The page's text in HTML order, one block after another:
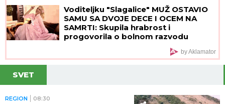
Voditeljku "Slagalice" MUŽ OSTAVIO
SAMU SA DVOJE DECE I OCEM NA
SAMRTI: Skupila hrabrost i
progovorila o bolnom razvodu
by Aklamator
SVET
REGION 08:30